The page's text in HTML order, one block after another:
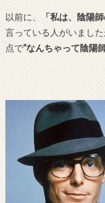
以前に、 「私は、陰陽
言っている人がいまし
点で”なんちゃって陰陽